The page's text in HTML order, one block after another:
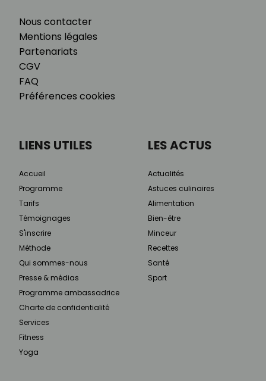
Nous contacter
Mentions légales
Partenariats
CGV
FAQ
Préférences cookies
LIENS UTILES
Accueil
Programme
Tarifs
Témoignages
S'inscrire
Méthode
Qui sommes-nous
Presse & médias
Programme ambassadrice
Charte de confidentialité
Services
Fitness
Yoga
LES ACTUS
Actualités
Astuces culinaires
Alimentation
Bien-être
Minceur
Recettes
Santé
Sport